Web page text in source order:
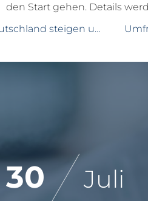
den Start gehen. Details
Betriebskosten in Deutschland steigen um 5 Prozent
30 Juli